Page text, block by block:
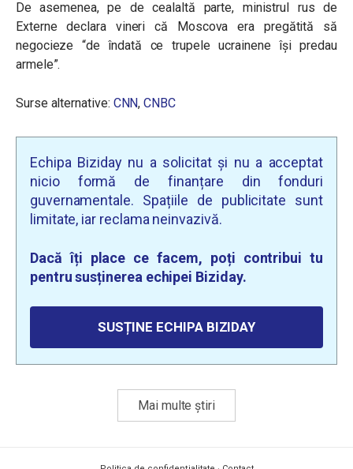
De asemenea, pe de cealaltă parte, ministrul rus de
Externe declara vineri că Moscova era pregătită să
negocieze “de îndată ce trupele ucrainene își predau
armele”.
Surse alternative: CNN,CNBC
Echipa Biziday nu a solicitat și nu a acceptat
nicio formă de finanțare din fonduri
guvernamentale. Spațiile de publicitate sunt
limitate, iar reclama neinvazivă.
Dacă îți place ce facem, poți contribui tu
pentru susținerea echipei Biziday.
SUSȚINE ECHIPA BIZIDAY
Mai multe știri